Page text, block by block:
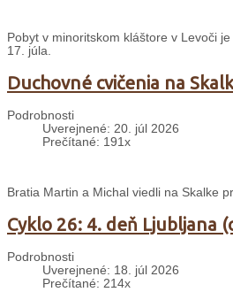
Pobyt v minoritskom kláštore v Levoči
17. júla.
Duchovné cvičenia na
Podrobnosti
Uverejnené: 20. júl 2026
Prečítané: 191x
Bratia Martin a Michal viedli na Skalke
Cyklo 26: 4. deň Ljubljana
Podrobnosti
Uverejnené: 18. júl 2026
Prečítané: 214x